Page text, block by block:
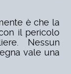
è che la
il pericolo
Nessun
vale una